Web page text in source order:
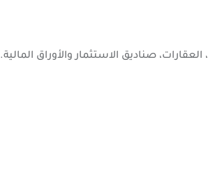
، العقارات، صناديق الاستثمار والأوراق المالية.